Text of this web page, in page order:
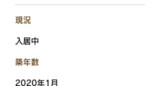
​現況
入居中
​築年数
2020年1月